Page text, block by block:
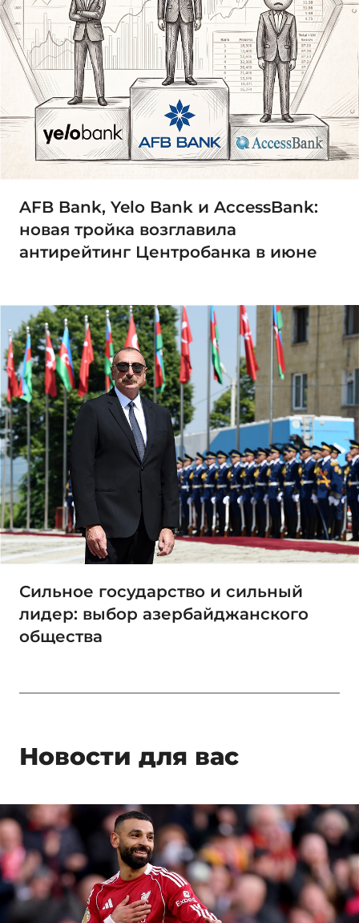
AFB Bank, Yelo Bank и AccessBank:
новая тройка возглавила
антирейтинг Центробанка в июне
Сильное государство и сильный
лидер: выбор азербайджанского
общества
Новости для вас